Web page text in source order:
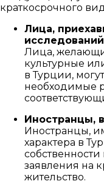
краткосрочного
Лица,
исследований
Лица,
культурные
в Турции,
необходимые
Иностранцы,
Иностранцы,
характера в
заявления на
жительство.